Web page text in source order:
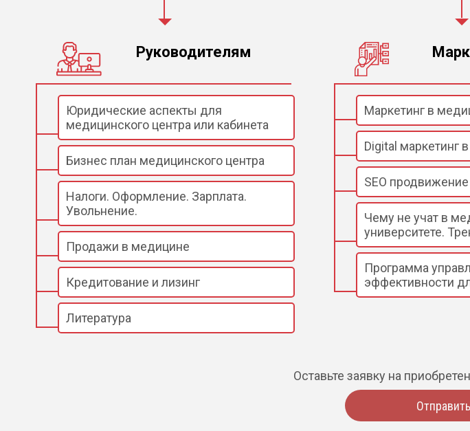
Руководителям
Юридические аспекты для
медицинского центра или кабинета
Бизнес план медицинского центра
Налоги. Оформление. Зарплата.
Увольнение.
Продажи в медицине
Кредитование и лизинг
Литература
Маркетинг в
Digital маркетинг
SEO
Чему не учат в
университете.
Программа
эффективности
Оставьте заявку на